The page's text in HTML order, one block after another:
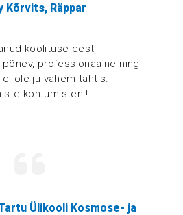
Kõrvits, Räppar
koolituse eest,
põnev, professionaalne ning
ole ju vähem tähtis.
kohtumisteni!
Ülikooli Kosmose- ja